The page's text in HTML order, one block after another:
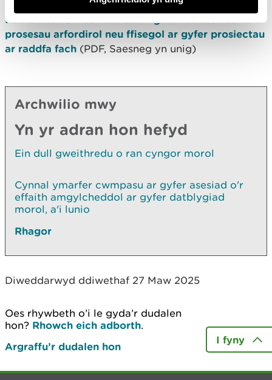
Darllenwch ein canllawiau ar gwblhau asesiad
prosesau arfordirol neu ffisegol ar gyfer prosiectau
ar raddfa fach (PDF, Saesneg yn unig)
Archwilio mwy
Yn yr adran hon hefyd
Ein dull gweithredu o ran cyngor morol
Cynnal ymarfer cwmpasu ar gyfer asesiad o'r
effaith amgylcheddol ar gyfer datblygiad
morol, a'i lunio
Rhagor
Diweddarwyd ddiwethaf 27 Maw 2025
Oes rhywbeth o’i le gyda’r dudalen
hon? Rhowch eich adborth.
Argraffu’r dudalen hon
I fyny